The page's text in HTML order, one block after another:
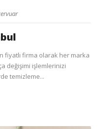
fiyatlı firma olarak her marka
değişimi işlemlerinizi
temizleme...